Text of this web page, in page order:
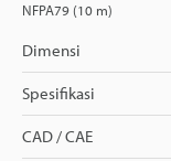
NFPA79 (10 m)
Dimensi
Spesifikasi
CAD / CAE